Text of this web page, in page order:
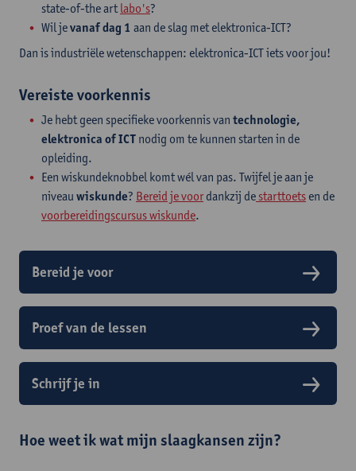
state-of-the artlabo's?
Wil jevanaf dag 1 aan de slag met elektronica-ICT?
Dan is industriële wetenschappen: elektronica-ICT iets voor jou!
Vereiste voorkennis
Je hebt geen specifieke voorkennis van technologie,
elektronica of ICT nodig om te kunnen starten in de
opleiding.
Een wiskundeknobbel komt wél van pas. Twijfel je aan je
niveau wiskunde? Bereid je voor dankzij de starttoets en de
voorbereidingscursus wiskunde.
Bereid je voor
Proef van de lessen
Schrijf je in
Hoe weet ik wat mijn slaagkansen zijn?